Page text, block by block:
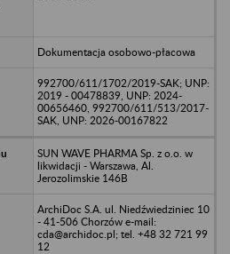
Dokumentacja osobowo-płacowa
992700/611/1702/2019-SAK; UNP:
2019 - 00478839, UNP: 2024-
00656460, 992700/611/513/2017-
SAK, UNP: 2026-00167822
SUN WAVE PHARMA Sp. z o.o. w
likwidacji - Warszawa, Al.
Jerozolimskie 146B
ArchiDoc S.A. ul. Niedźwiedziniec 10
- 41-506 Chorzów e-mail:
cda@archidoc.pl; tel. +48 32 721 99
12